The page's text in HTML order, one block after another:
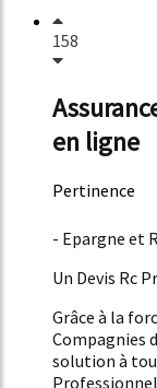
158
en ligne
Pertinence
- Epargne et
Un Devis Rc
Grâce à la
Compagnies
solution à